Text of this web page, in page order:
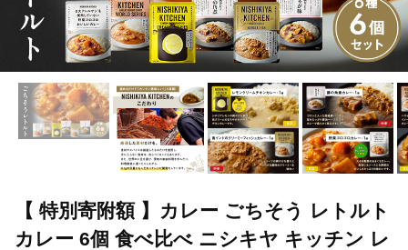
【 特別寄附額 】カレー ごちそう レトルト
カレー 6個 食べ比べ ニシキヤ キッチン レ